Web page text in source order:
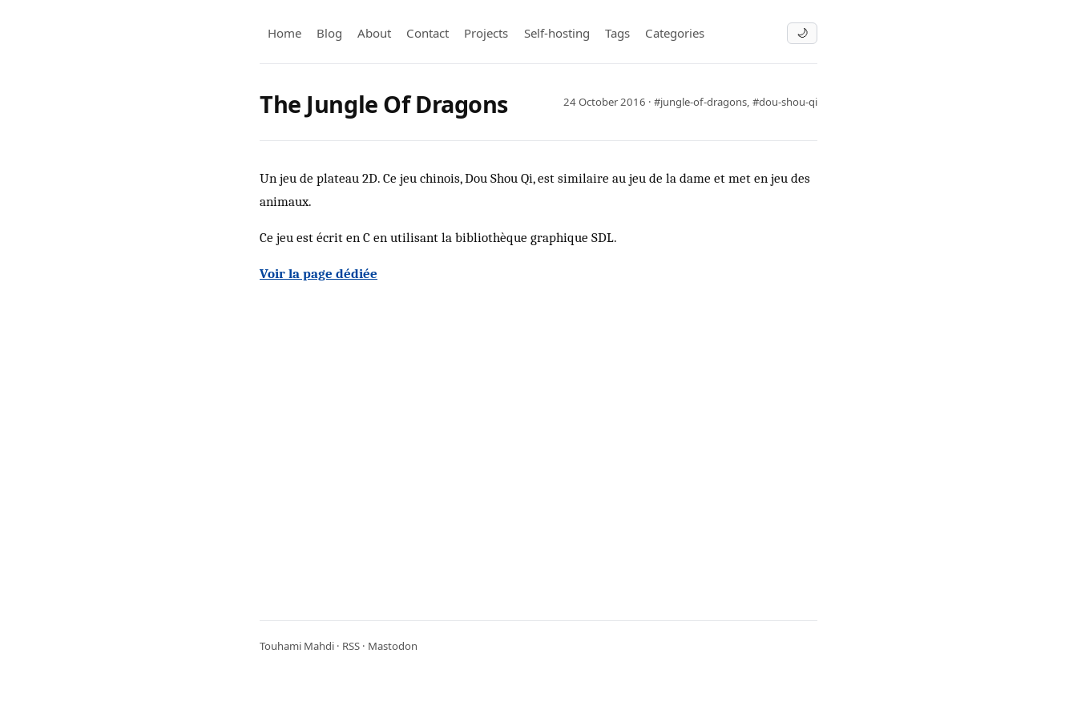
Home Blog About Contact Projects Self-hosting Tags Categories 🌙
The Jungle Of Dragons 24 October 2016 · #jungle-of-dragons, #dou-shou-qi
Un jeu de plateau 2D. Ce jeu chinois, Dou Shou Qi, est similaire au jeu de la dame et met en jeu des
animaux.
Ce jeu est écrit en C en utilisant la bibliothèque graphique SDL.
Voir la page dédiée
Touhami Mahdi · RSS · Mastodon